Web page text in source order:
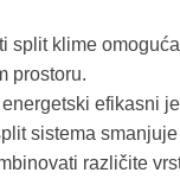
split klime
prostoru.
efikasni
sistema
različite